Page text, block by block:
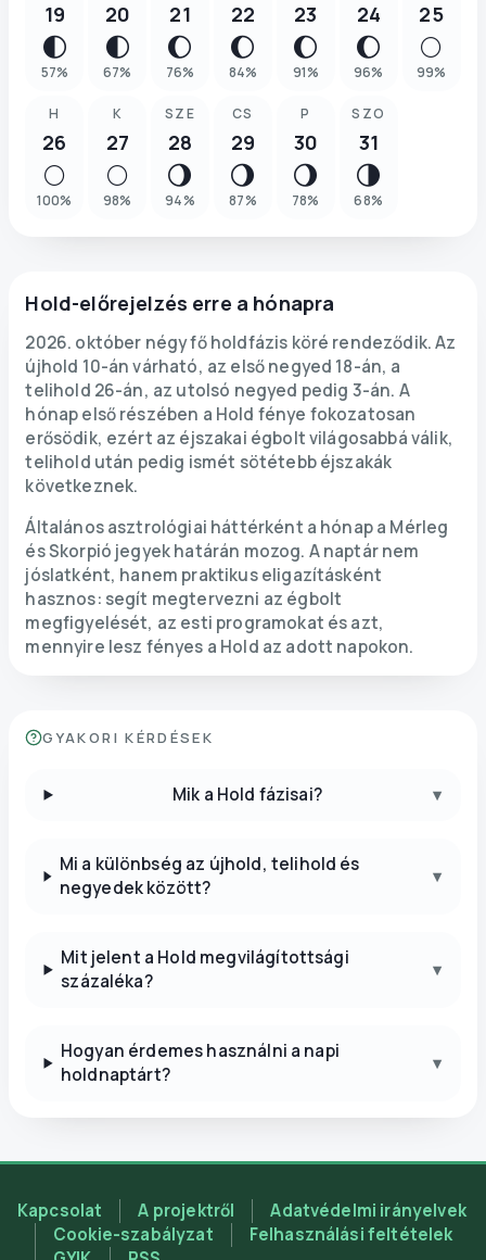
19
🌓
57%
20
🌓
67%
21
🌔
76%
22
🌔
84%
23
🌔
91%
24
🌔
96%
25
🌕
99%
H
26
🌕
100%
K
27
🌕
98%
SZE
28
🌖
94%
CS
29
🌖
87%
P
30
🌖
78%
SZO
31
🌗
68%
Hold-előrejelzés erre a hónapra
2026. október négy fő holdfázis köré rendeződik. Az
újhold 10-án várható, az első negyed 18-án, a
telihold 26-án, az utolsó negyed pedig 3-án. A
hónap első részében a Hold fénye fokozatosan
erősödik, ezért az éjszakai égbolt világosabbá válik,
telihold után pedig ismét sötétebb éjszakák
következnek.
Általános asztrológiai háttérként a hónap a Mérleg
és Skorpió jegyek határán mozog. A naptár nem
jóslatként, hanem praktikus eligazításként
hasznos: segít megtervezni az égbolt
megfigyelését, az esti programokat és azt,
mennyire lesz fényes a Hold az adott napokon.
GYAKORI KÉRDÉSEK
Mik a Hold fázisai? ▾
Mi a különbség az újhold, telihold és
negyedek között?
▾
Mit jelent a Hold megvilágítottsági
százaléka?
▾
Hogyan érdemes használni a napi
holdnaptárt?
▾
Kapcsolat A projektről
Adatvédelmi irányelvek
Cookie-szabályzat
Felhasználási feltételek